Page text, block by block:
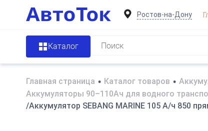
Ростов-на-Дону
Каталог
Главная страница • Каталог товаров •
Аккумуляторы 90–110Ач для водного
/Аккумулятор SEBANG MARINE 105 А/ч 850